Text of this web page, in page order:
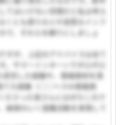
てはいけない空間だと私は考え
くとも周りの人や良質なインフ
で、それらを頼りにしましょ
すが、上記のアドバイスは全て
。サマーインターンでボロボロ
苦労した経験や、情報商材を買
てた経験（○○ヘラの情報商
ださった皆さんにはぜひこのク
納得のいく就職活動を実現して